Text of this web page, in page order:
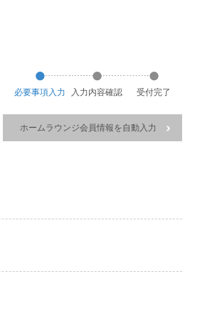
必要事項入力 入力内容確認 受付完了
ホームラウンジ会員情報を自動入力